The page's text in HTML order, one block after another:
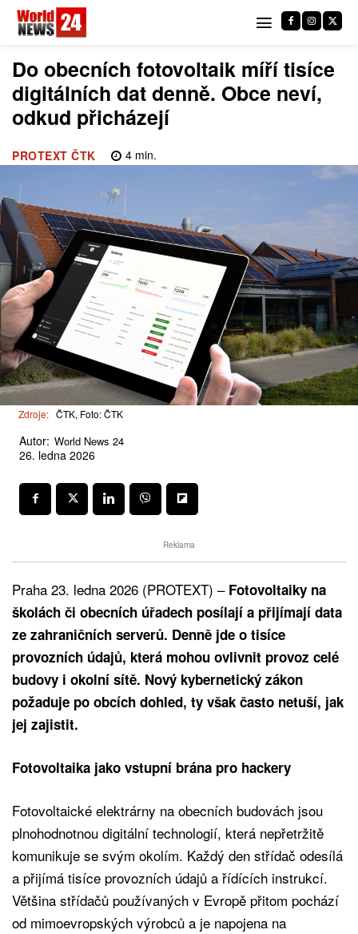
Do obecních fotovoltaik míří tisíce
digitálních dat denně. Obce neví,
odkud přicházejí
PROTEXT ČTK 4min.
Zdroje: ČTK, Foto: ČTK
Autor: World News 24
26. ledna 2026
Reklama
Praha 23. ledna 2026 (PROTEXT) – Fotovoltaiky na
školách či obecních úřadech posílají a přijímají data
ze zahraničních serverů. Denně jde o tisíce
provozních údajů, která mohou ovlivnit provoz celé
budovy i okolní sítě. Nový kybernetický zákon
požaduje po obcích dohled, ty však často netuší, jak
jej zajistit.
Fotovoltaika jako vstupní brána pro hackery
Fotovoltaické elektrárny na obecních budovách jsou
plnohodnotnou digitální technologií, která nepřetržitě
komunikuje se svým okolím. Každý den střídač odesílá
a přijímá tisíce provozních údajů a řídících instrukcí.
Většina střídačů používaných v Evropě přitom pochází
od mimoevropských výrobců a je napojena na